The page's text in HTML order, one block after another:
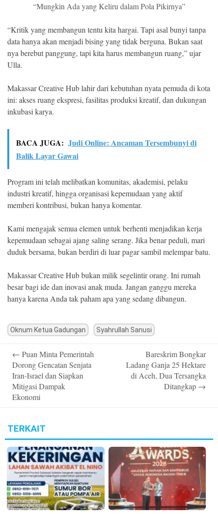
“Mungkin Ada yang Keliru dalam Pola Pikirnya”
“Kritik yang membangun tentu kita hargai. Tapi asal bunyi tanpa
data hanya akan menjadi bising yang tidak berguna. Bukan saat
nya berebut panggung, tapi kita harus membangun ruang,” ujar
Ulla.
Makassar Creative Hub lahir dari kebutuhan nyata pemuda di kota
ini: akses ruang ekspresi, fasilitas produksi kreatif, dan dukungan
inkubasi karya.
BACA JUGA: Judi Online: Ancaman Tersembunyi di
Balik Layar Gawai
Program ini telah melibatkan komunitas, akademisi, pelaku
industri kreatif, hingga organisasi kepemudaan yang aktif
memberi kontribusi, bukan hanya komentar.
Kami mengajak semua elemen untuk berhenti menjadikan kerja
kepemudaan sebagai ajang saling serang. Jika benar peduli, mari
duduk bersama, bukan berdiri di luar pagar sambil melempar batu.
Makassar Creative Hub bukan milik segelintir orang. Ini rumah
besar bagi ide dan inovasi anak muda. Jangan ganggu mereka
hanya karena Anda tak paham apa yang sedang dibangun.
Oknum Ketua Gadungan Syahrullah Sanusi
navigation
← Puan Minta Pemerintah
Dorong Gencatan Senjata
Iran-Israel dan Siapkan
Mitigasi Dampak
Ekonomi
Bareskrim Bongkar
Ladang Ganja 25 Hektare
di Aceh, Dua Tersangka
Ditangkap →
TERKAIT